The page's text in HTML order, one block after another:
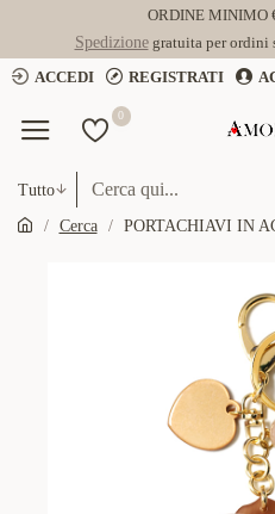
ORDINE MINIMO
Spedizionegratuita per ordini
ACCEDI
REGISTRATI
0
Tutto
Cerca PORTACHIAVI IN